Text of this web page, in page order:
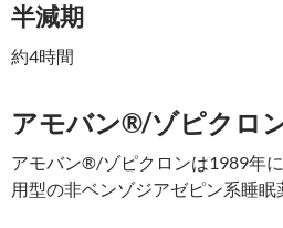
半減期
約4時間
アモバン®/ゾピクロ
アモバン®/ゾピクロンは1989年
用型の非ベンゾジアゼピン系睡眠